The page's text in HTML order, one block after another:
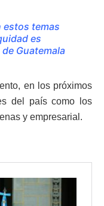
estos temas
es
Guatemala
en los próximos
del país como los
y empresarial.